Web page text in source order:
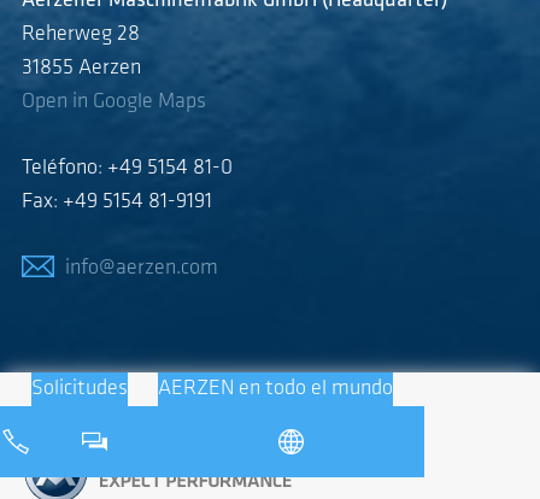
Reherweg 28
31855 Aerzen
Open in Google Maps
Teléfono: +49 5154 81-0
Fax: +49 5154 81-9191
info@aerzen.com
Solicitudes AERZEN en todo el mundo